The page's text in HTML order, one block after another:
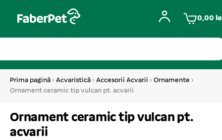
0,00
Prima pagină › Acvaristică › Accesorii Acvarii › Ornamente ›
Ornament ceramic tip vulcan pt. acvarii
Ornament ceramic tip vulcan pt.
acvarii